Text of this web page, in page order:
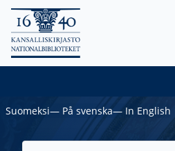
Suomeksi― På svenska― In English